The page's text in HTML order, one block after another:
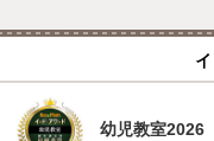
幼児教室2026